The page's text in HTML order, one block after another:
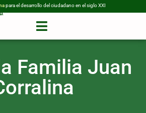
para el desarrollo del ciudadano en el siglo XXI
Familia Juan